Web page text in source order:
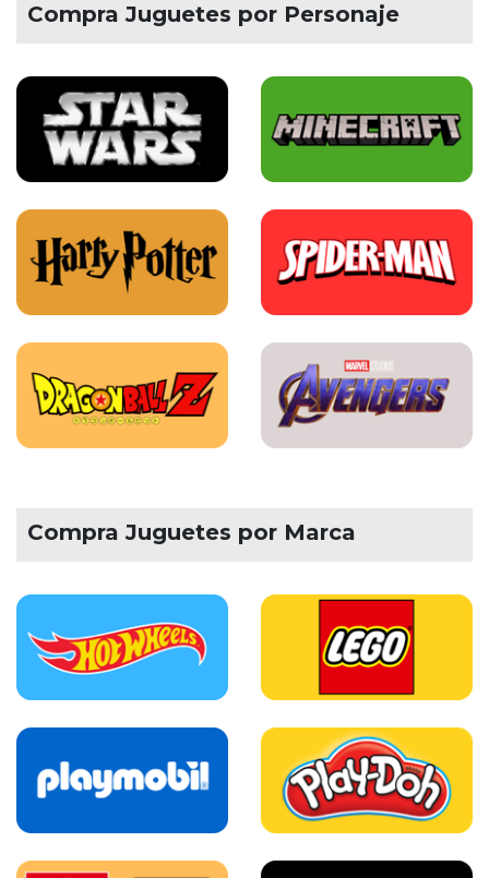
Compra Juguetes por Personaje
Compra Juguetes por Marca